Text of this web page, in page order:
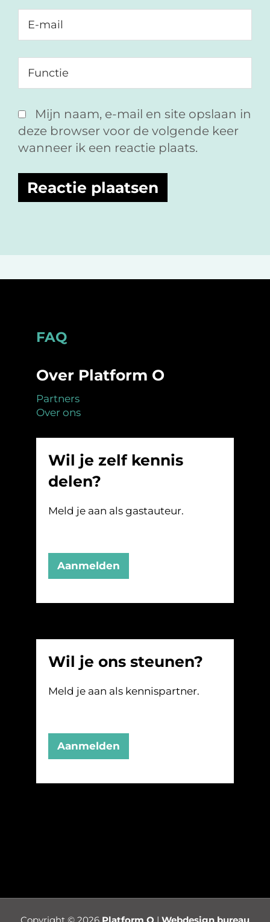
Mijn naam, e-mail en site opslaan in
deze browser voor de volgende keer
wanneer ik een reactie plaats.
Footer
FAQ
Over Platform O
Partners
Over ons
Wil je zelf kennis
delen?
Meld je aan als gastauteur.
Aanmelden
Wil je ons steunen?
Meld je aan als kennispartner.
Aanmelden